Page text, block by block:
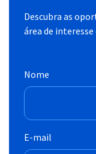
Descubra as
área de
Nome
E-mail